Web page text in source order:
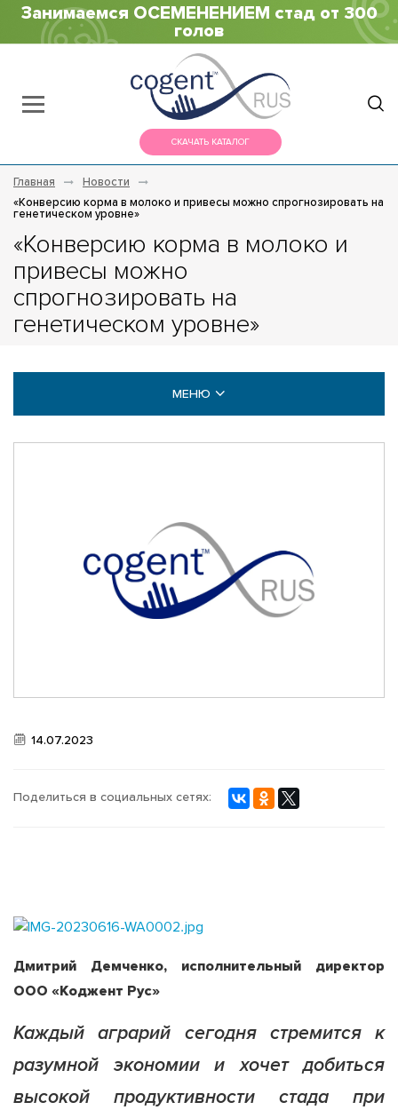
Занимаемся ОСЕМЕНЕНИЕМ стад от 300
голов
СКАЧАТЬ КАТАЛОГ
Главная
Новости
«Конверсию корма в молоко и привесы можно спрогнозировать на
генетическом уровне»
«Конверсию корма в молоко и
привесы можно
спрогнозировать на
генетическом уровне»
МЕНЮ
14.07.2023
Поделиться в социальных сетях:
Дмитрий Демченко, исполнительный директор
ООО «Коджент Рус»
Каждый аграрий сегодня стремится к
разумной экономии и хочет добиться
высокой продуктивности стада при